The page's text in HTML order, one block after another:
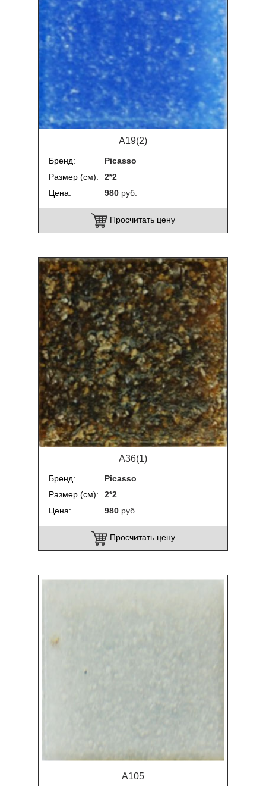
A19(2)
Бренд
Picasso
Размер (см)
2*2
Цена
980 руб.
Просчитать цену
A36(1)
Бренд
Picasso
Размер (см)
2*2
Цена
980 руб.
Просчитать цену
A105